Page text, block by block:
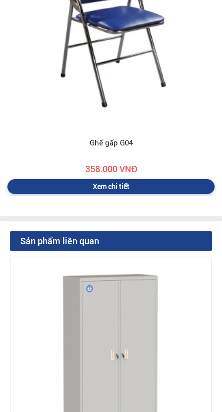
Ghế gấp G04
358.000 VNĐ
Xem chi tiết
Sản phẩm liên quan